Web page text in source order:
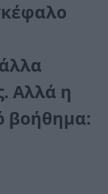
Αλλά η
βοήθημα: